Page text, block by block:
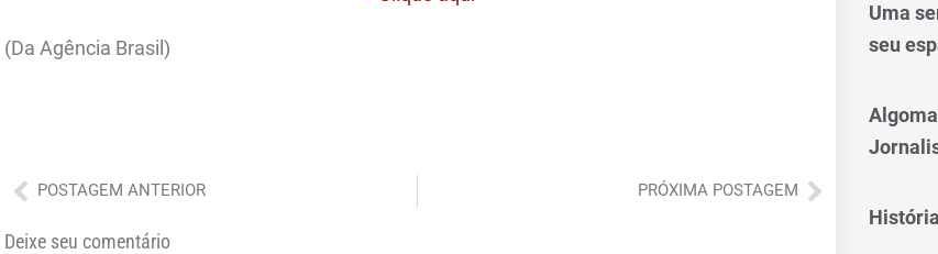
(Da Agência Brasil)
Anterior
POSTAGEM ANTERIOR PRÓXIMA POSTAGEMPróximo
Deixe seu comentário
Uma
seu